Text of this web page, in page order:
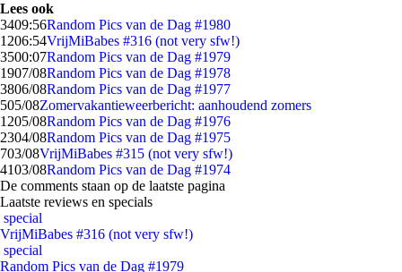
Lees ook
3409:56Random Pics van de Dag #1980
1206:54VrijMiBabes #316 (not very sfw!)
3500:07Random Pics van de Dag #1979
1907/08Random Pics van de Dag #1978
3806/08Random Pics van de Dag #1977
505/08Zomervakantieweerbericht: aanhoudend zomers
1205/08Random Pics van de Dag #1976
2304/08Random Pics van de Dag #1975
703/08VrijMiBabes #315 (not very sfw!)
4103/08Random Pics van de Dag #1974
De comments staan op de laatste pagina
Laatste reviews en specials
special
VrijMiBabes #316 (not very sfw!)
special
Random Pics van de Dag #1979